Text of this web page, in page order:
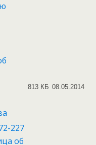
813 КБ 08.05.2014
227
об